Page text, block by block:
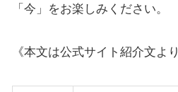
「今」をお楽しみください。
《本文は公式サイト紹介文よ